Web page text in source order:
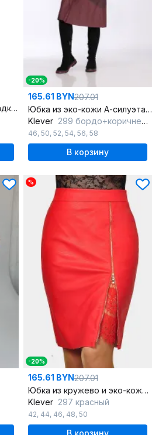
Юбка из эко-кожи со складками и карманами
-20%
165.61 BYN207.01
Юбка из эко-кожи А-силуэта с потайной молнией
Klever 299 бордо+коричневый
46, 50, 52, 54, 56, 58
В корзину
%
-20%
165.61 BYN207.01
Юбка из кружево и эко-кожи с металлической молнией
Klever 297 красный
42, 44, 46, 48, 50